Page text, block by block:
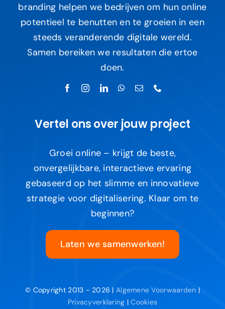
branding helpen we bedrijven om hun online
potentieel te benutten en te groeien in een
steeds veranderende digitale wereld.
Samen bereiken we resultaten die ertoe
doen.
Vertel ons over jouw project
Groei online – krijgt de beste,
onvergelijkbare, interactieve ervaring
gebaseerd op het slimme en innovatieve
strategie voor digitalisering. Klaar om te
beginnen?
Laten we samenwerken!
© Copyright 2013 - 2026 |Algemene Voorwaarden |
Privacyverklaring |Cookies